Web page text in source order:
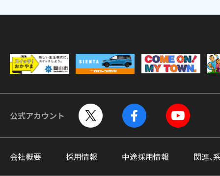
公式アカウント
会社概要 採用情報 中途採用情報 関連、